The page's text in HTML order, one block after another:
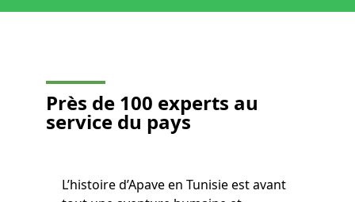
Près de 100 experts au
service du pays
L’histoire d’Apave en Tunisie est avant